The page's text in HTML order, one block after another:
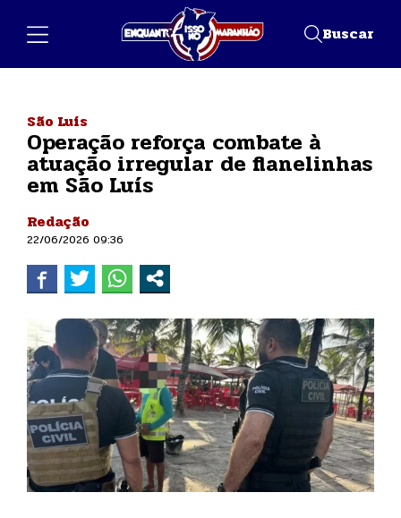
Buscar
São Luís
Operação reforça combate à
atuação irregular de flanelinhas
em São Luís
Redação
22/06/2026 09:36